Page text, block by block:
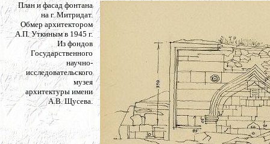
План и фасад фонтана
на г. Митридат.
Обмер архитектором
А.П. Уткиным в 1945 г.
Из фондов
Государственного
научно-
исследовательского
музея
архитектуры имени
А.В. Щусева.